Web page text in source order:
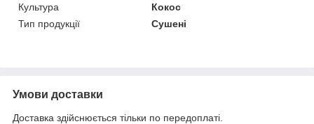
Культура
Кокос
Тип продукції
Сушені
Умови доставки
Доставка здійснюється тільки по передоплаті.